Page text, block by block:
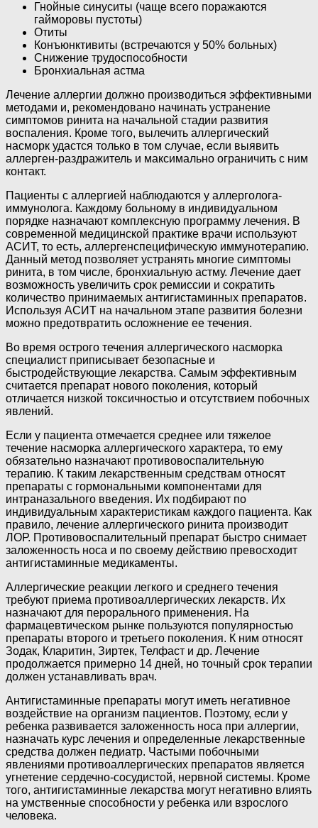
Гнойные синуситы (чаще всего поражаются
гайморовы пустоты)
Отиты
Конъюнктивиты (встречаются у 50% больных)
Снижение трудоспособности
Бронхиальная астма
Лечение аллергии должно производиться эффективными
методами и, рекомендовано начинать устранение
симптомов ринита на начальной стадии развития
воспаления. Кроме того, вылечить аллергический
насморк удастся только в том случае, если выявить
аллерген-раздражитель и максимально ограничить с ним
контакт.
Пациенты с аллергией наблюдаются у аллерголога-
иммунолога. Каждому больному в индивидуальном
порядке назначают комплексную программу лечения. В
современной медицинской практике врачи используют
АСИТ, то есть, аллергенспецифическую иммунотерапию.
Данный метод позволяет устранять многие симптомы
ринита, в том числе, бронхиальную астму. Лечение дает
возможность увеличить срок ремиссии и сократить
количество принимаемых антигистаминных препаратов.
Используя АСИТ на начальном этапе развития болезни
можно предотвратить осложнение ее течения.
Во время острого течения аллергического насморка
специалист приписывает безопасные и
быстродействующие лекарства. Самым эффективным
считается препарат нового поколения, который
отличается низкой токсичностью и отсутствием побочных
явлений.
Если у пациента отмечается среднее или тяжелое
течение насморка аллергического характера, то ему
обязательно назначают противовоспалительную
терапию. К таким лекарственным средствам относят
препараты с гормональными компонентами для
интраназального введения. Их подбирают по
индивидуальным характеристикам каждого пациента. Как
правило, лечение аллергического ринита производит
ЛОР. Противовоспалительный препарат быстро снимает
заложенность носа и по своему действию превосходит
антигистаминные медикаменты.
Аллергические реакции легкого и среднего течения
требуют приема противоаллергических лекарств. Их
назначают для перорального применения. На
фармацевтическом рынке пользуются популярностью
препараты второго и третьего поколения. К ним относят
Зодак, Кларитин, Зиртек, Телфаст и др. Лечение
продолжается примерно 14 дней, но точный срок терапии
должен устанавливать врач.
Антигистаминные препараты могут иметь негативное
воздействие на организм пациентов. Поэтому, если у
ребенка развивается заложенность носа при аллергии,
назначать курс лечения и определенные лекарственные
средства должен педиатр. Частыми побочными
явлениями противоаллергических препаратов является
угнетение сердечно-сосудистой, нервной системы. Кроме
того, антигистаминные лекарства могут негативно влиять
на умственные способности у ребенка или взрослого
человека.